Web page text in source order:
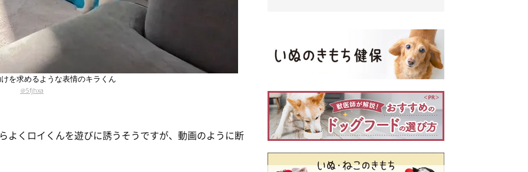
を求めるような表情のキラくん
＠5fjhxa
よくロイくんを遊びに誘うそうですが、動画のように断